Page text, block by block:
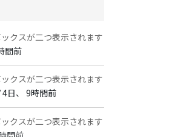
クスが二つ表示されます
間前
クスが二つ表示されます
4日、 9時間前
クスが二つ表示されます